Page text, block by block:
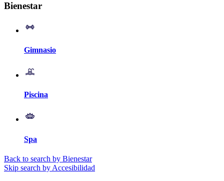
Bienestar
Gimnasio
Piscina
Spa
Back to search by Bienestar
Skip search by Accesibilidad